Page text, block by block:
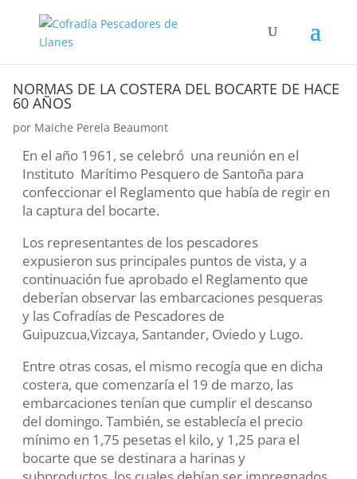
NORMAS DE LA COSTERA DEL BOCARTE DE HACE
60 AÑOS
por Maiche Perela Beaumont
En el año 1961, se celebró una reunión en el
Instituto Marítimo Pesquero de Santoña para
confeccionar el Reglamento que había de regir en
la captura del bocarte.
Los representantes de los pescadores
expusieron sus principales puntos de vista, y a
continuación fue aprobado el Reglamento que
deberían observar las embarcaciones pesqueras
y las Cofradías de Pescadores de
Guipuzcua,Vizcaya, Santander, Oviedo y Lugo.
Entre otras cosas, el mismo recogía que en dicha
costera, que comenzaría el 19 de marzo, las
embarcaciones tenían que cumplir el descanso
del domingo. También, se establecía el precio
mínimo en 1,75 pesetas el kilo, y 1,25 para el
bocarte que se destinara a harinas y